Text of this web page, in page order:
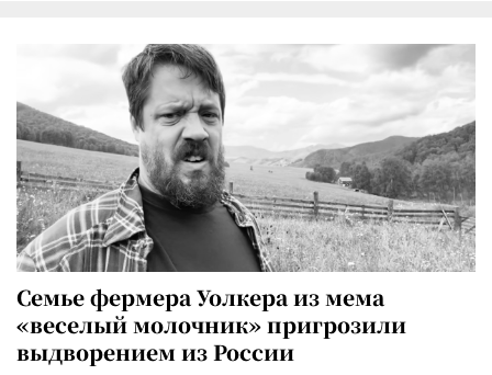
Семье фермера Уолкера из мема
«веселый молочник» пригрозили
выдворением из России